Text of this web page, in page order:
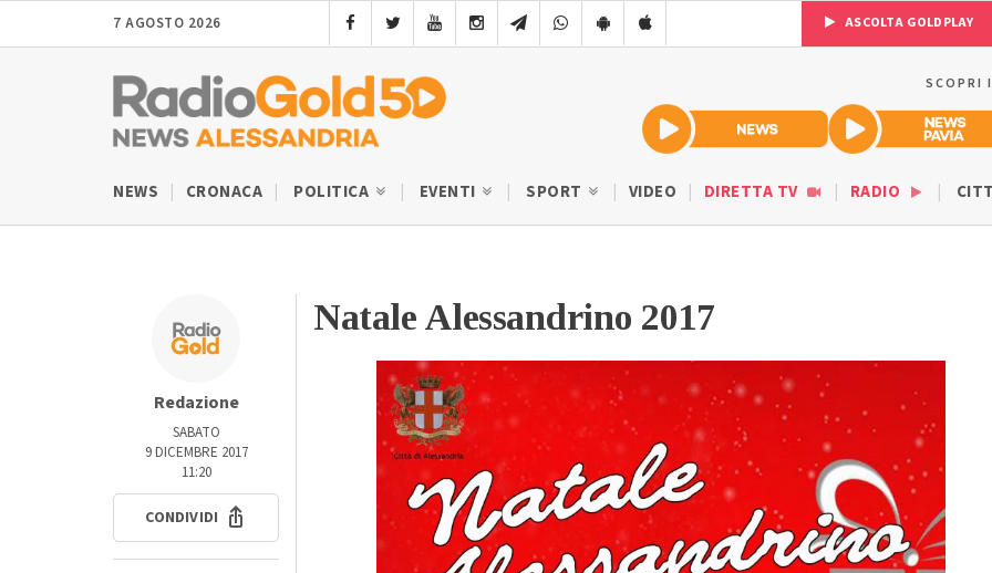
7 AGOSTO 2026 ASCOLTA GOLDPLAY
SCOPRI
NEWS CRONACA POLITICA EVENTI SPORT VIDEO DIRETTA TV RADIO
Redazione
SABATO
9 DICEMBRE 2017
11:20
CONDIVIDI
Natale Alessandrino 2017